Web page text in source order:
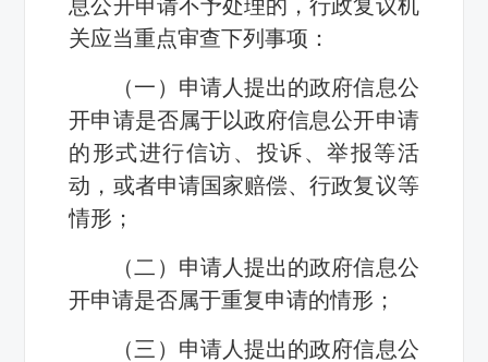
息公开申请不予处理的，行政复议机
关应当重点审查下列事项：
（一）申请人提出的政府信息公
开申请是否属于以政府信息公开申请
的形式进行信访、投诉、举报等活
动，或者申请国家赔偿、行政复议等
情形；
（二）申请人提出的政府信息公
开申请是否属于重复申请的情形；
（三）申请人提出的政府信息公